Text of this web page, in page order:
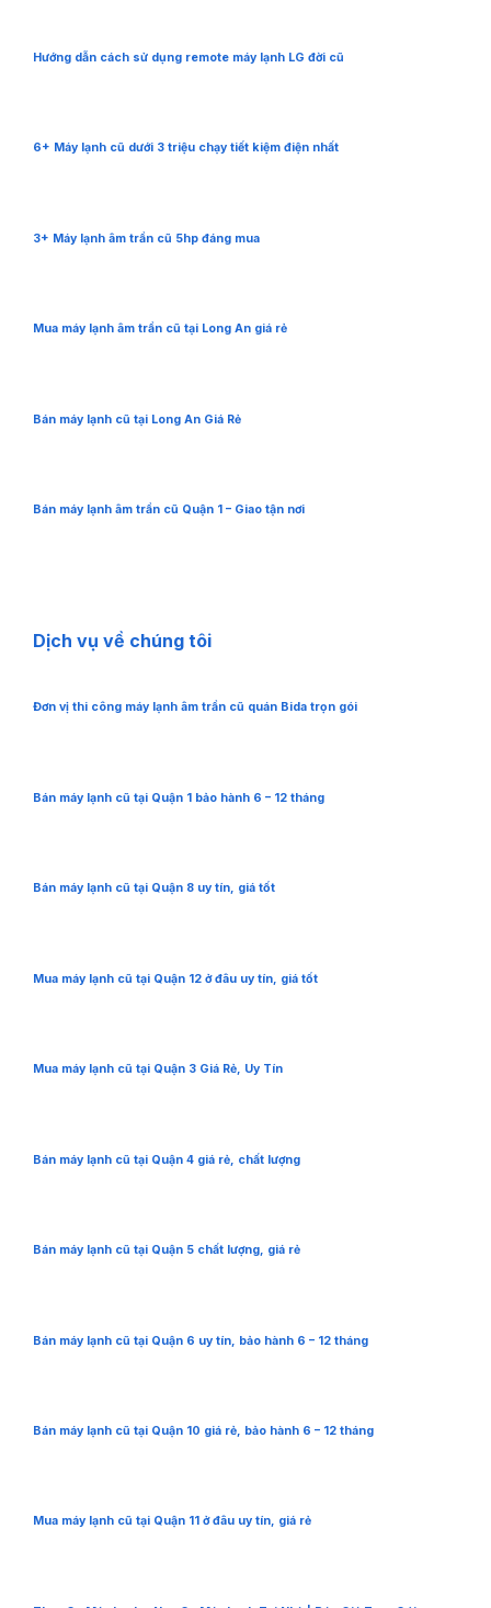
Hướng dẫn cách sử dụng remote máy lạnh LG đời cũ
6+ Máy lạnh cũ dưới 3 triệu chạy tiết kiệm điện nhất
3+ Máy lạnh âm trần cũ 5hp đáng mua
Mua máy lạnh âm trần cũ tại Long An giá rẻ
Bán máy lạnh cũ tại Long An Giá Rẻ
Bán máy lạnh âm trần cũ Quận 1 – Giao tận nơi
Dịch vụ về chúng tôi
Đơn vị thi công máy lạnh âm trần cũ quán Bida trọn gói
Bán máy lạnh cũ tại Quận 1 bảo hành 6 – 12 tháng
Bán máy lạnh cũ tại Quận 8 uy tín, giá tốt
Mua máy lạnh cũ tại Quận 12 ở đâu uy tín, giá tốt
Mua máy lạnh cũ tại Quận 3 Giá Rẻ, Uy Tín
Bán máy lạnh cũ tại Quận 4 giá rẻ, chất lượng
Bán máy lạnh cũ tại Quận 5 chất lượng, giá rẻ
Bán máy lạnh cũ tại Quận 6 uy tín, bảo hành 6 – 12 tháng
Bán máy lạnh cũ tại Quận 10 giá rẻ, bảo hành 6 – 12 tháng
Mua máy lạnh cũ tại Quận 11 ở đâu uy tín, giá rẻ